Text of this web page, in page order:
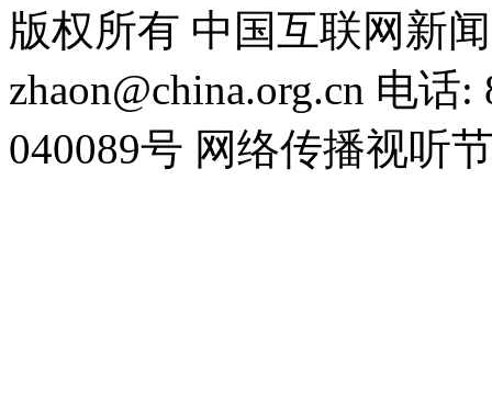
版权所有 中国互联网新
zhaon@china.org.cn 电话
040089号 网络传播视听